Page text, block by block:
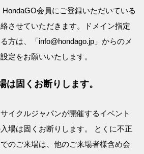
会員にご登録いただいている
させていただきます。ドメイン指定
方は、「info@hondago.jp」からのメ
定をお願いいたします。
は固くお断りします。
イクルジャパンが開催するイベント
場は固くお断りします。 とくに不正
のご来場は、他のご来場者様含め会